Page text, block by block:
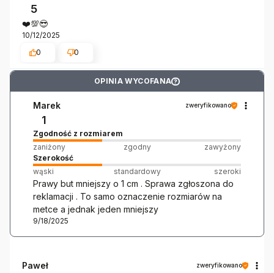
5
❤️💯😎
10/12/2025
0
0
OPINIA WYCOFANA ?
Marek zweryfikowano
1
Zgodność z rozmiarem
zaniżony
zgodny
zawyżony
Szerokość
wąski
standardowy szeroki
Prawy but mniejszy o 1 cm . Sprawa zgłoszona do
reklamacji . To samo oznaczenie rozmiarów na
metce a jednak jeden mniejszy
9/18/2025
Paweł zweryfikowano